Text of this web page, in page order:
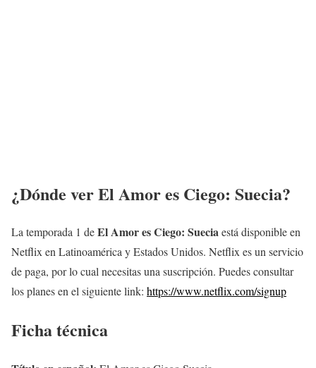
¿Dónde ver El Amor es Ciego: Suecia?
La temporada 1 deEl Amor es Ciego: Sueciaestá disponible en
Netflix en Latinoamérica y Estados Unidos. Netflix es un servicio
de paga, por lo cual necesitas una suscripción. Puedes consultar
los planes en el siguiente link: https://www.netflix.com/signup
Ficha técnica